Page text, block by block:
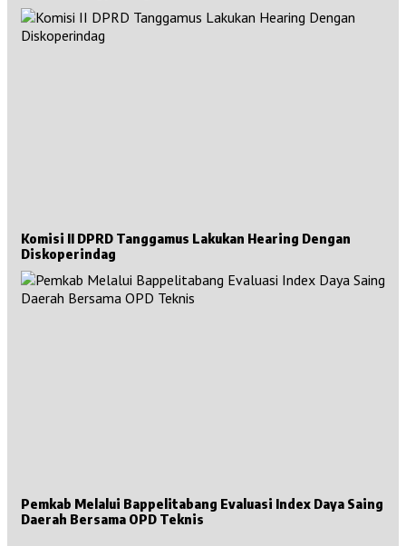
Komisi II DPRD Tanggamus Lakukan Hearing Dengan
Diskoperindag
Pemkab Melalui Bappelitabang Evaluasi Index Daya Saing
Daerah Bersama OPD Teknis